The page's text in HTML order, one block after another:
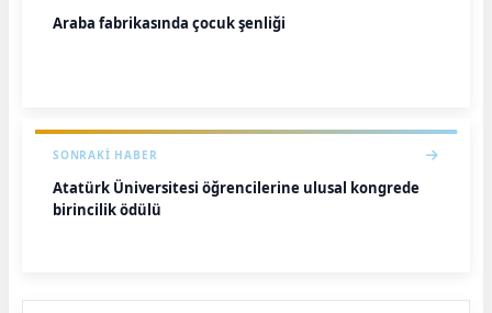
Araba fabrikasında çocuk şenliği
SONRAKI HABER
Atatürk Üniversitesi öğrencilerine ulusal kongrede
birincilik ödülü